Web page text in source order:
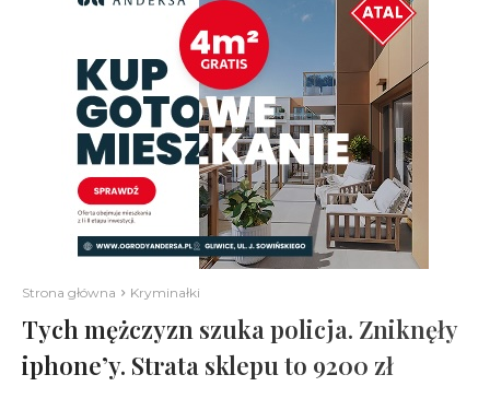
Strona główna Kryminałki
Tych mężczyzn szuka policja. Zniknęły
iphone’y. Strata sklepu to 9200 zł